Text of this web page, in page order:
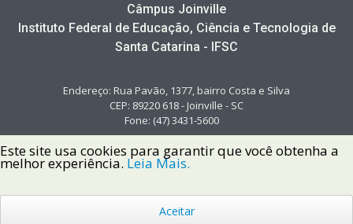
Câmpus Joinville
Instituto Federal de Educação, Ciência e Tecnologia de
Santa Catarina - IFSC
Endereço: Rua Pavão, 1377, bairro Costa e Silva
CEP: 89220 618 - Joinville - SC
Fone: (47) 3431-5600
Copyright © 2022 Instituto Federal de Santa Catarina IFSC
Este site usa cookies para garantir que você obtenha a
melhor experiência. Leia Mais.
Aceitar